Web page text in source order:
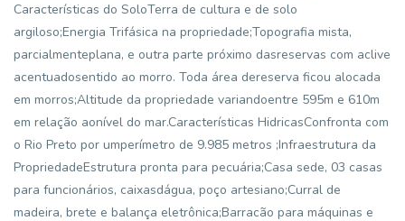
Características do SoloTerra de cultura e de solo
argiloso;Energia Trifásica na propriedade;Topografia mista,
parcialmenteplana, e outra parte próximo dasreservas com aclive
acentuadosentido ao morro. Toda área dereserva ficou alocada
em morros;Altitude da propriedade variandoentre 595m e 610m
em relação aonível do mar.Características HidricasConfronta com
o Rio Preto por umperímetro de 9.985 metros ;Infraestrutura da
PropriedadeEstrutura pronta para pecuária;Casa sede, 03 casas
para funcionários, caixasdágua, poço artesiano;Curral de
madeira, brete e balança eletrônica;Barracão para máquinas e